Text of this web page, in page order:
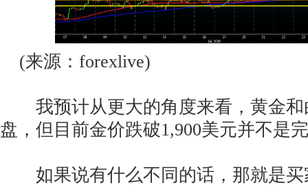
(来源：forexlive)
我预计从更大的角度来看，黄金和
盘，但目前金价跌破1,900美元并不是
如果说有什么不同的话，那就是买